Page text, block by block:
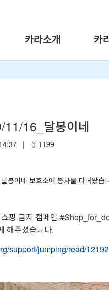
카라소개 카
11/16_달봉이네
| 1199
봉이네 보호소에 봉사를 다녀왔습
핑 금지 캠페인
해주셨습니다.
support/jumping/read/12192